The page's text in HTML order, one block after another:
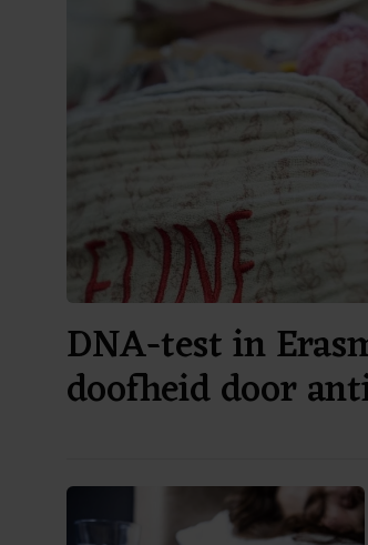
DNA-test in
doofheid door